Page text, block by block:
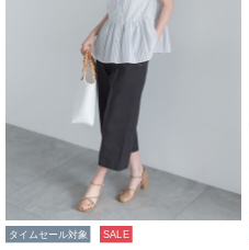
タイムセール対象 SALE